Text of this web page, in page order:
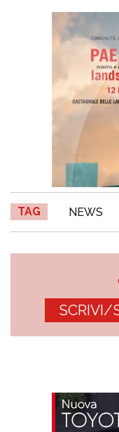
TAG NEWS
SCRIVI/